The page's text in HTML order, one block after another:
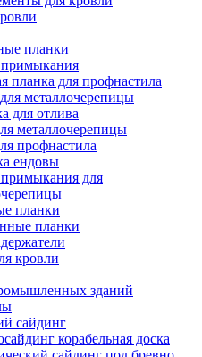
планки
планка для профнастила
металлочерепицы
для отлива
металлочерепицы
профнастила
ендовы
для
планки
планки
кровли
зданий
сайдинг
корабельная доска